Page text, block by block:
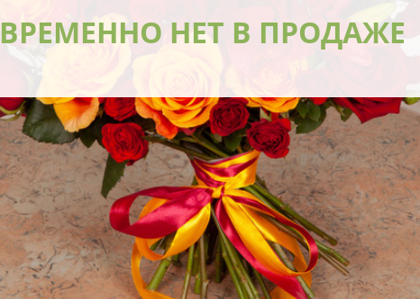
ВРЕМЕННО НЕТ В ПРОДАЖЕ